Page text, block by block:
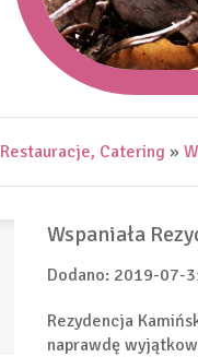
Restauracje, Catering »
Wspaniała
Dodano: 2019-07-
Rezydencja
naprawdę